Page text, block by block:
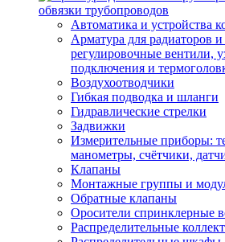
обвязки трубопроводов
Автоматика и устройства
Арматура для радиаторов и
регулировочные вентили,
подключения и
Воздухоотводчики
Гибкая подводка и шланги
Гидравлические стрелки
Задвижки
Измерительные приборы:
манометры, счётчики,
Клапаны
Монтажные группы и
Обратные клапаны
Оросители спринклерные
Распределительные